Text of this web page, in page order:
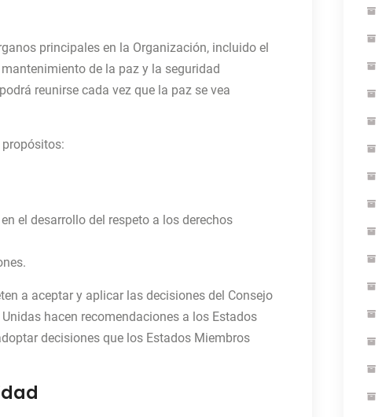
principales en la Organización, incluido el
de la paz y la seguridad
reunirse cada vez que la paz se vea
el desarrollo del respeto a los derechos
a aceptar y aplicar las decisiones del Consejo
hacen recomendaciones a los Estados
decisiones que los Estados Miembros